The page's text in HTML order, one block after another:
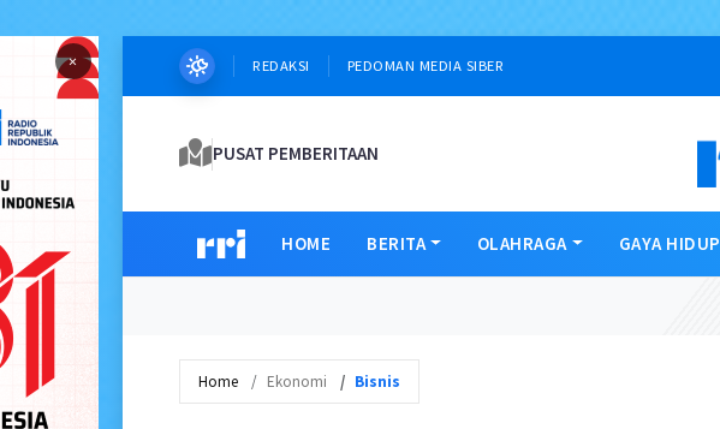
× REDAKSI PEDOMAN MEDIA SIBER
PUSAT PEMBERITAAN
HOME BERITA OLAHRAGA GAYA HIDUP
Home Ekonomi Bisnis